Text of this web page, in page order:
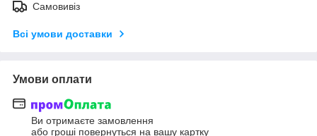
Самовивіз
Всі умови доставки
Умови оплати
Ви отримаєте замовлення
або гроші повернуться на вашу картку